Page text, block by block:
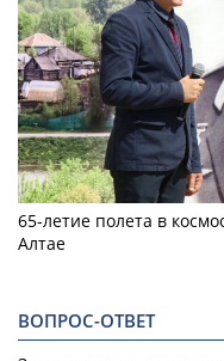
65-летие полета в
Алтае
ВОПРОС-ОТВЕТ